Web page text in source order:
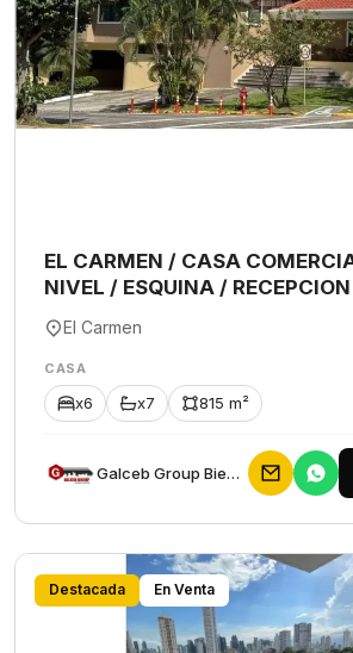
EL CARMEN / CASA
NIVEL / ESQUINA / RECEPCION
El Carmen
CASA
x6 x7 815 m²
Galceb Group Bienes Raices
Destacada En Venta